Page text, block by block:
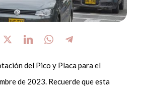
del Pico y Placa para el
de 2023. Recuerde que esta